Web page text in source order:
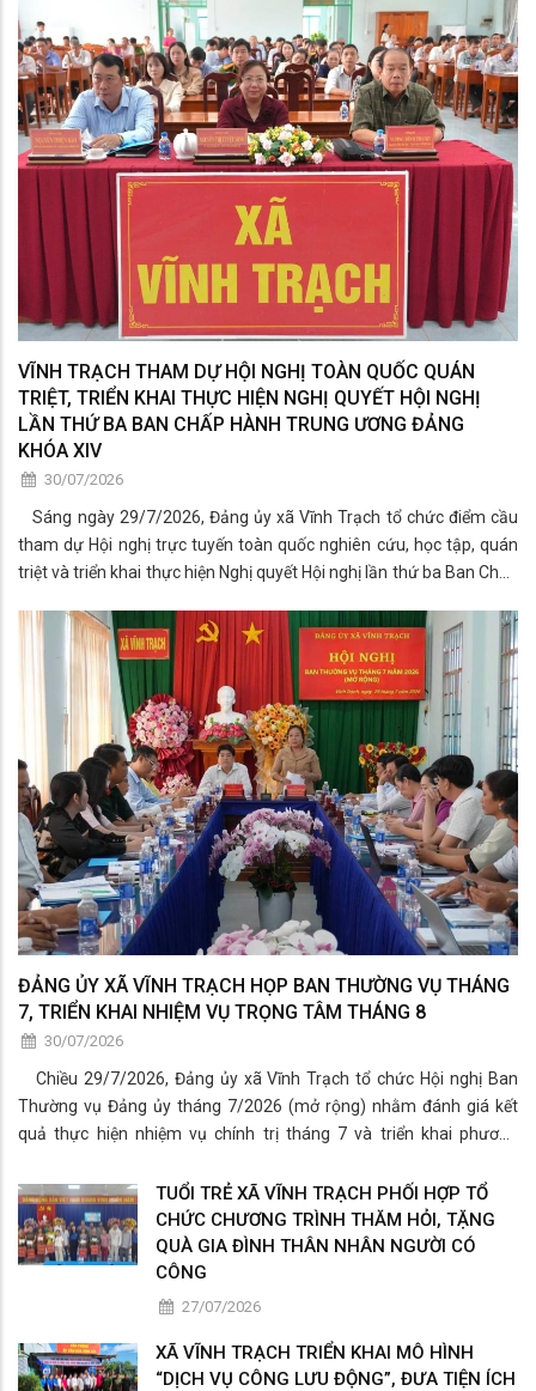
VĨNH TRẠCH THAM DỰ HỘI NGHỊ TOÀN QUỐC QUÁN
TRIỆT, TRIỂN KHAI THỰC HIỆN NGHỊ QUYẾT HỘI NGHỊ
LẦN THỨ BA BAN CHẤP HÀNH TRUNG ƯƠNG ĐẢNG
KHÓA XIV
30/07/2026
Sáng ngày 29/7/2026, Đảng ủy xã Vĩnh Trạch tổ chức điểm cầu
tham dự Hội nghị trực tuyến toàn quốc nghiên cứu, học tập, quán
triệt và triển khai thực hiện Nghị quyết Hội nghị lần thứ ba Ban Chấp
ĐẢNG ỦY XÃ VĨNH TRẠCH HỌP BAN THƯỜNG VỤ THÁNG
7, TRIỂN KHAI NHIỆM VỤ TRỌNG TÂM THÁNG 8
30/07/2026
Chiều 29/7/2026, Đảng ủy xã Vĩnh Trạch tổ chức Hội nghị Ban
Thường vụ Đảng ủy tháng 7/2026 (mở rộng) nhằm đánh giá kết
quả thực hiện nhiệm vụ chính trị tháng 7 và triển khai phương
TUỔI TRẺ XÃ VĨNH TRẠCH PHỐI HỢP TỔ
CHỨC CHƯƠNG TRÌNH THĂM HỎI, TẶNG
QUÀ GIA ĐÌNH THÂN NHÂN NGƯỜI CÓ
CÔNG
27/07/2026
XÃ VĨNH TRẠCH TRIỂN KHAI MÔ HÌNH
“DỊCH VỤ CÔNG LƯU ĐỘNG”, ĐƯA TIỆN ÍCH